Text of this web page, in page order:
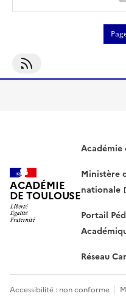
S'abonner À Evaluation
ACADÉMIE
DE TOULOUSE
Académie
Ministère
nationale
Portail
Réseau
Accessibilité : non conforme